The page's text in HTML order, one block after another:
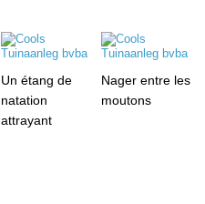
Un étang de
natation
attrayant
Nager entre les
moutons